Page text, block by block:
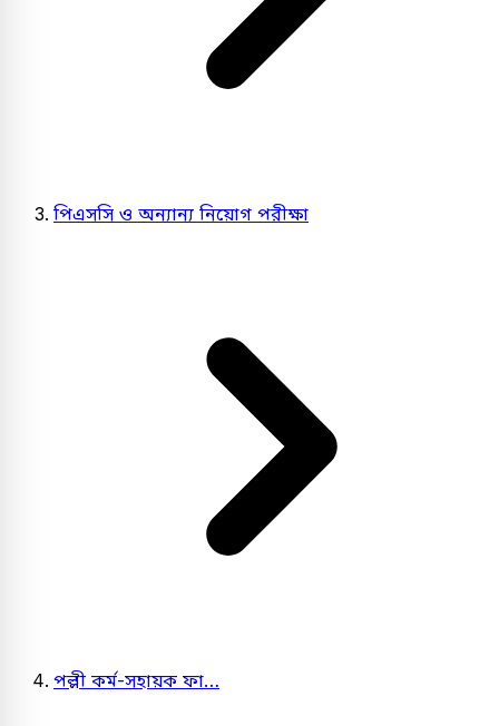
পিএসসি ও অন্যান্য নিয়োগ পরীক্ষা
পল্লী কর্ম-সহায়ক ফা…